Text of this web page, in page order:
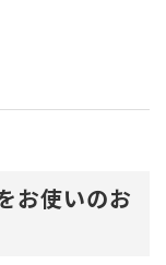
お使いのお